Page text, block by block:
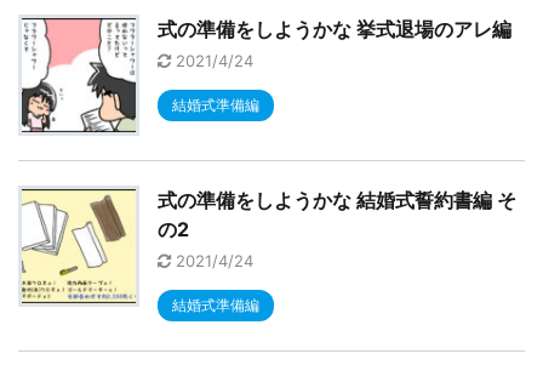
式の準備をしようかな 挙式退場のアレ編
2021/4/24
結婚式準備編
式の準備をしようかな 結婚式誓約書編 そ
の2
2021/4/24
結婚式準備編